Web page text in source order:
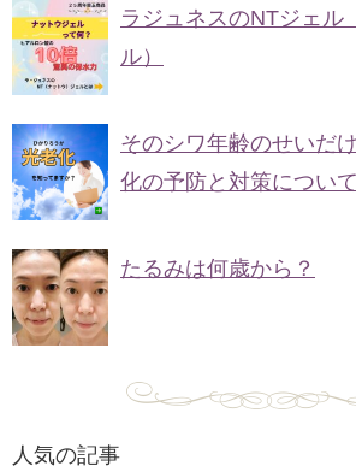
ラジュネスのNTジェル
ル）
そのシワ年齢のせいだ
化の予防と対策につい
たるみは何歳から？
人気の記事